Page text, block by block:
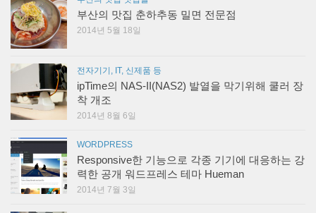
부산의 맛집 춘하추동 밀면 전문점
2014년 5월 18일
전자기기, IT, 신제품 등
ipTime의 NAS-II(NAS2) 발열을 막기위해 쿨러 장
착 개조
2014년 8월 6일
WORDPRESS
Responsive한 기능으로 각종 기기에 대응하는 강
력한 공개 워드프레스 테마 Hueman
2014년 7월 3일